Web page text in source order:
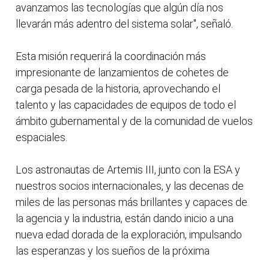
avanzamos las tecnologías que algún día nos
llevarán más adentro del sistema solar", señaló.
Esta misión requerirá la coordinación más
impresionante de lanzamientos de cohetes de
carga pesada de la historia, aprovechando el
talento y las capacidades de equipos de todo el
ámbito gubernamental y de la comunidad de vuelos
espaciales.
Los astronautas de Artemis III, junto con la ESA y
nuestros socios internacionales, y las decenas de
miles de las personas más brillantes y capaces de
la agencia y la industria, están dando inicio a una
nueva edad dorada de la exploración, impulsando
las esperanzas y los sueños de la próxima